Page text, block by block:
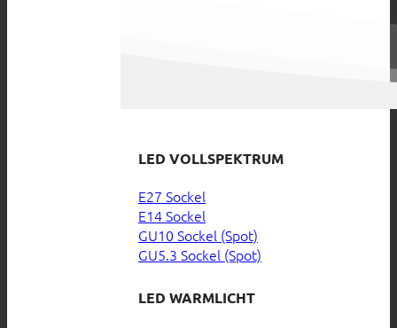
LED VOLLSPEKTRUM
E27 Sockel
E14 Sockel
GU10 Sockel (Spot)
GU5.3 Sockel (Spot)
LED WARMLICHT